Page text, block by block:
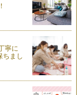
寧に
ちまし